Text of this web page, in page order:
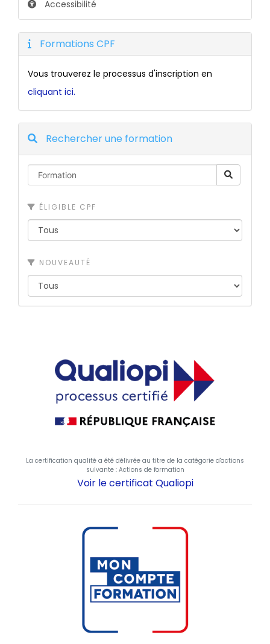
Accessibilité
Formations CPF
Vous trouverez le processus d'inscription en
cliquant ici.
Rechercher une formation
ÉLIGIBLE CPF
NOUVEAUTÉ
La certification qualité a été délivrée au titre de la catégorie d'actions
suivante : Actions de formation
Voir le certificat Qualiopi